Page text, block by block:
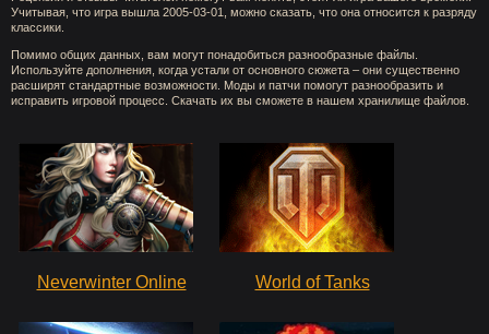
Учитывая, что игра вышла 2005-03-01, можно сказать, что она относится к разряду
классики.
Помимо общих данных, вам могут понадобиться разнообразные файлы.
Используйте дополнения, когда устали от основного сюжета – они существенно
расширят стандартные возможности. Моды и патчи помогут разнообразить и
исправить игровой процесс. Скачать их вы сможете в нашем хранилище файлов.
Neverwinter Online World of Tanks